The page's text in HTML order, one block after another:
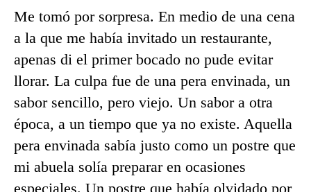
Me tomó por sorpresa. En medio de una cena
a la que me había invitado un restaurante,
apenas di el primer bocado no pude evitar
llorar. La culpa fue de una pera envinada, un
sabor sencillo, pero viejo. Un sabor a otra
época, a un tiempo que ya no existe. Aquella
pera envinada sabía justo como un postre que
mi abuela solía preparar en ocasiones
especiales. Un postre que había olvidado por